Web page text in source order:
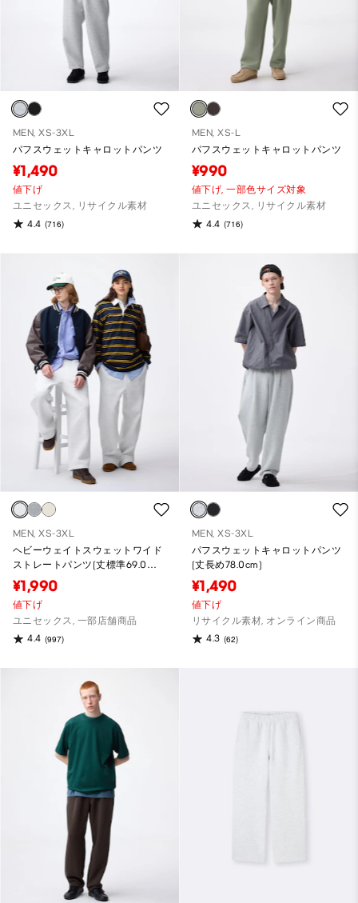
MEN, XS-3XL
パフスウェットキャロットパンツ
¥1,490
値下げ
ユニセックス, リサイクル素材
4.4 (716)
MEN, XS-L
パフスウェットキャロットパンツ
¥990
値下げ,一部色サイズ対象
ユニセックス, リサイクル素材
4.4 (716)
MEN, XS-3XL
ヘビーウェイトスウェットワイド
ストレートパンツ(丈標準69.0～
73.0cm)
¥1,990
値下げ
ユニセックス, 一部店舗商品
4.4 (997)
MEN, XS-3XL
パフスウェットキャロットパンツ
(丈長め78.0cm)
¥1,490
値下げ
リサイクル素材, オンライン商品
4.3 (62)